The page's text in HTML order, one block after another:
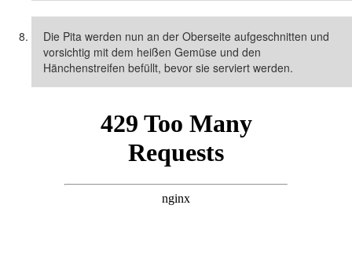
Die Pita werden nun an der Oberseite aufgeschnitten und
vorsichtig mit dem heißen Gemüse und den
Hänchenstreifen befüllt, bevor sie serviert werden.